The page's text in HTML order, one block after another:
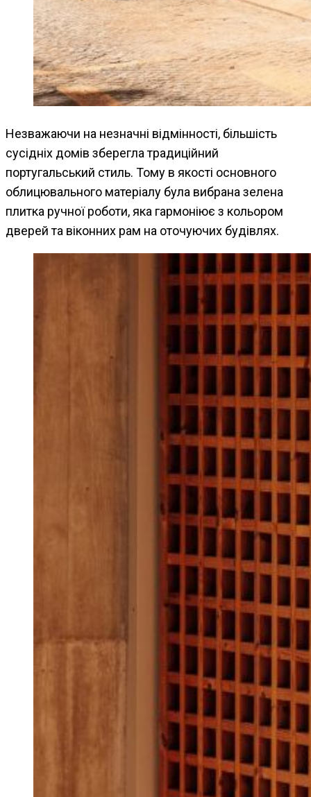
Незважаючи на незначні відмінності, більшість
сусідніх домів зберегла традиційний
португальський стиль. Тому в якості основного
облицювального матеріалу була вибрана зелена
плитка ручної роботи, яка гармоніює з кольором
дверей та віконних рам на оточуючих будівлях.